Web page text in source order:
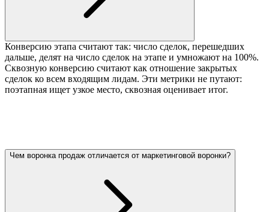
Конверсию этапа считают так: число сделок, перешедших
дальше, делят на число сделок на этапе и умножают на 100%.
Сквозную конверсию считают как отношение закрытых
сделок ко всем входящим лидам. Эти метрики не путают:
поэтапная ищет узкое место, сквозная оценивает итог.
Чем воронка продаж отличается от маркетинговой воронки?